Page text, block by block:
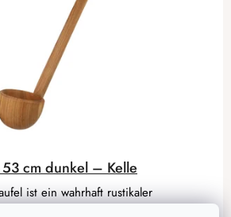
cm dunkel – Kelle
ist ein wahrhaft rustikaler